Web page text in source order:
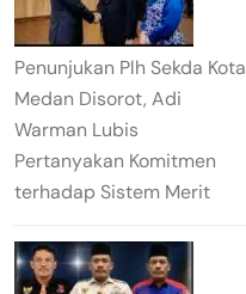
Penunjukan Plh Sekda Kota
Medan Disorot, Adi
Warman Lubis
Pertanyakan Komitmen
terhadap Sistem Merit